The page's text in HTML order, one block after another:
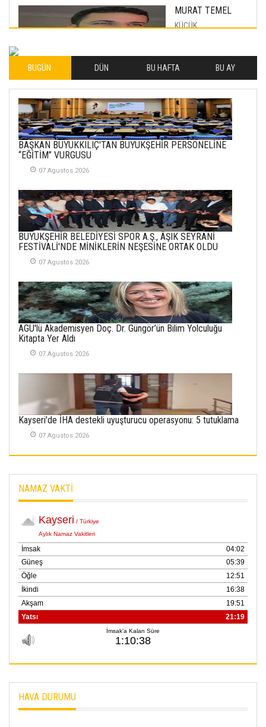
MURAT TEMEL
KÜÇÜK
İLHAN YILMAZ
SOFRADA AYRIMCILIK
VAR
26 Subat 2026
METİN ERTEM
SEMRA ŞAHİN
KENDİNE UYANMAK
30 Temmuz 2026
İlgi Alanlarımız ve Biz
02 Ekim 2025
SABAHATTİN
SÜRMEN
BUGÜN DÜN BU HAFTA BU AY
BAŞKAN BÜYÜKKILIÇ'TAN BÜYÜKŞEHİR PERSONELİNE
“EĞİTİM” VURGUSU
07 Agustos 2026
BÜYÜKŞEHİR BELEDİYESİ SPOR A.Ş., ÂŞIK SEYRANİ
FESTİVALİ'NDE MİNİKLERİN NEŞESİNE ORTAK OLDU
07 Agustos 2026
AGÜ'lü Akademisyen Doç. Dr. Güngör’ün Bilim Yolculuğu
Kitapta Yer Aldı
07 Agustos 2026
Kayseri'de İHA destekli uyuşturucu operasyonu: 5 tutuklama
07 Agustos 2026
NAMAZ VAKTİ
HAVA DURUMU